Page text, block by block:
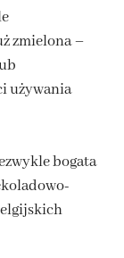
zmielona –
używania
bogata